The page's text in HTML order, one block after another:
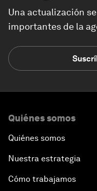
Una actualización
importantes de la
Quiénes somos
Quiénes somos
Nuestra estrategia
Cómo trabajamos